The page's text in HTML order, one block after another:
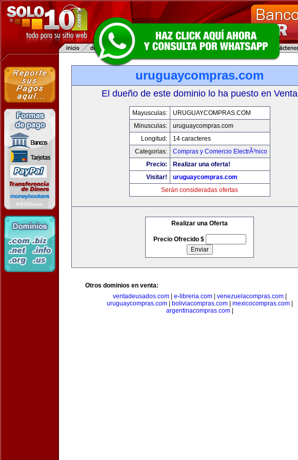
uruguaycompras.com
El dueño de este dominio lo ha puesto en Venta
Mayusculas:
URUGUAYCOMPRAS.COM
Minusculas:
uruguaycompras.com
Longitud:
14 caracteres
Categorias:
Compras y Comercio ElectrÃ³nico
Precio:
Realizar una oferta!
Visitar!
uruguaycompras.com
Serán consideradas ofertas
Realizar una Oferta
Precio Ofrecido $
Otros dominios en venta:
ventadeusados.com| e-libreria.com| venezuelacompras.com|
uruguaycompras.com| boliviacompras.com| mexicocompras.com|
argentinacompras.com|